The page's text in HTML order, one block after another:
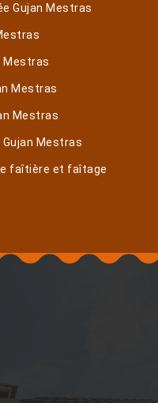
Gujan Mestras
Mestras
Mestras
Mestras
Mestras
faîtière et faîtage